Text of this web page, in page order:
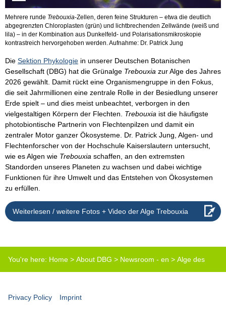
Mehrere runde Trebouxia-Zellen, deren feine Strukturen – etwa die deutlich
abgegrenzten Chloroplasten (grün) und lichtbrechenden Zellwände (weiß und
lila) – in der Kombination aus Dunkelfeld- und Polarisationsmikroskopie
kontrastreich hervorgehoben werden. Aufnahme: Dr. Patrick Jung
Die Sektion Phykologie in unserer Deutschen Botanischen
Gesellschaft (DBG) hat die Grünalge Trebouxia zur Alge des Jahres
2026 gewählt. Damit rückt eine Organismengruppe in den Fokus,
die seit Jahrmillionen eine zentrale Rolle in der Besiedlung unserer
Erde spielt – und dies meist unbeachtet, verborgen in den
vielgestaltigen Körpern der Flechten. Trebouxia ist die häufigste
photobiontische Partnerin von Flechtenpilzen und damit ein
zentraler Motor ganzer Ökosysteme. Dr. Patrick Jung, Algen- und
Flechtenforscher von der Hochschule Kaiserslautern untersucht,
wie es Algen wie Trebouxia schaffen, an den extremsten
Standorden unseres Planeten zu wachsen und dabei wichtige
Funktionen für ihre Umwelt und das Entstehen von Ökosystemen
zu erfüllen.
Weiterlesen / weitere Fotos + Video der Alge Trebouxia
You're here: Home > About DBG > Newsroom - en > Alge des
Privacy Policy
Imprint